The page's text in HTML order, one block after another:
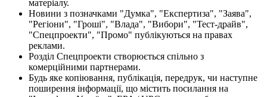
матеріалу.
Новини з позначками "Думка", "Експертиза", "Заява",
"Регіони", "Гроші", "Влада", "Вибори", "Тест-драйв",
"Спецпроекти", "Промо" публікуються на правах
реклами.
Розділ Спецпроекти створюється спільно з
комерційними партнерами.
Будь яке копіювання, публікація, передрук, чи наступне
поширення інформації, що містить посилання на